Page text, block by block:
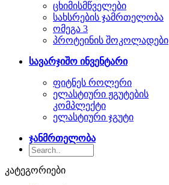
ცხიმისმწველები
სახსრების ჯამრთელობა
ომეგა 3
პროტეინის შოკოლადები
სავარჯიშო ინვენტარი
ფიტნეს როლერი
ელასტიური ჟგუტების
კომპლექტი
ელასტიური ჯგუტი
ჯანმრთელობა
კატეგორიები